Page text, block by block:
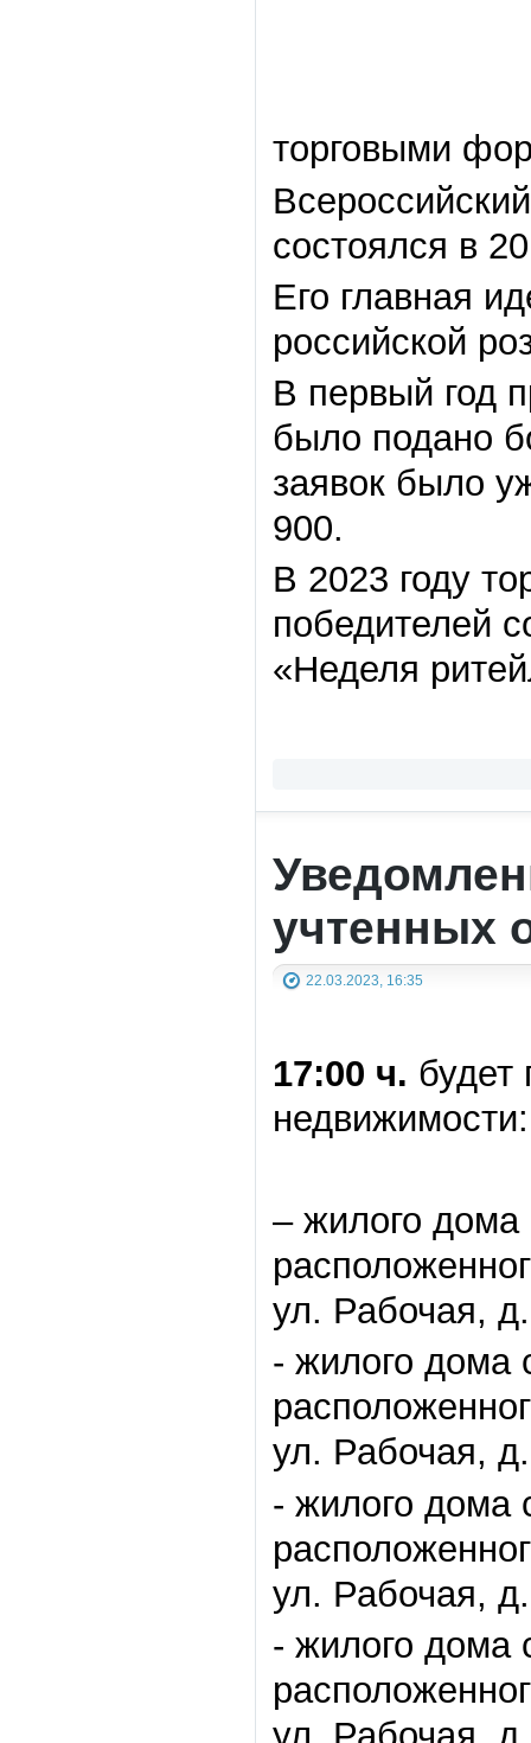
торговыми
состоялся в
Его главная
российской
В первый год
было подано
заявок было
900.
В 2023 году
победителей
«Неделя
учтенных
22.03.2023, 16:35
17:00 ч. будет
недвижимости:
– жилого
ул. Рабочая,
- жилого дома
ул. Рабочая,
- жилого дома
ул. Рабочая,
- жилого дома